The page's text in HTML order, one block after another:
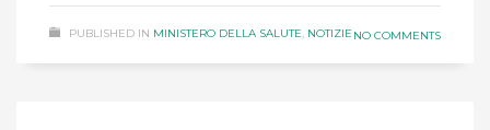
PUBLISHED IN MINISTERO DELLA SALUTE, NOTIZIE NO COMMENTS